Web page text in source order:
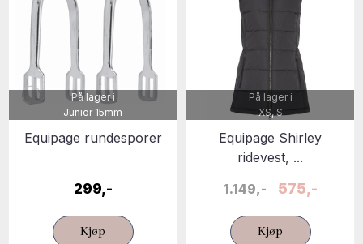
På lager i
Junior 15mm
Equipage rundesporer
299,-
Kjøp
På lager i
XS, S
Equipage Shirley
ridevest, ...
1.149,-
575,-
Kjøp